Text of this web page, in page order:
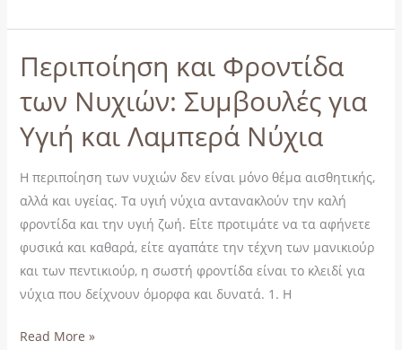
το
Περιποίηση και Φροντίδα
των Νυχιών: Συμβουλές για
Υγιή και Λαμπερά Νύχια
Η περιποίηση των νυχιών δεν είναι μόνο θέμα αισθητικής,
αλλά και υγείας. Τα υγιή νύχια αντανακλούν την καλή
φροντίδα και την υγιή ζωή. Είτε προτιμάτε να τα αφήνετε
φυσικά και καθαρά, είτε αγαπάτε την τέχνη των μανικιούρ
και των πεντικιούρ, η σωστή φροντίδα είναι το κλειδί για
νύχια που δείχνουν όμορφα και δυνατά. 1. Η
Περιποίηση
Φροντίδα
των
Νυχιών:
Συμβουλές
για
Υγιή
και
Λαμπερά
Νύχια
Read More »